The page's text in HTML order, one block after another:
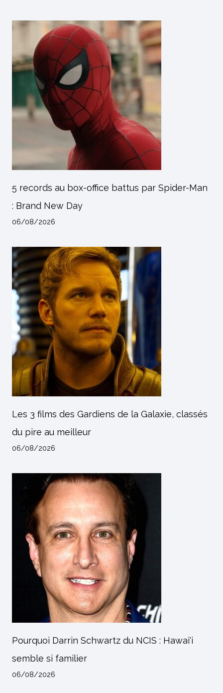
5 records au box-office battus par Spider-Man
: Brand New Day
06/08/2026
Les 3 films des Gardiens de la Galaxie, classés
du pire au meilleur
06/08/2026
Pourquoi Darrin Schwartz du NCIS : Hawai'i
semble si familier
06/08/2026